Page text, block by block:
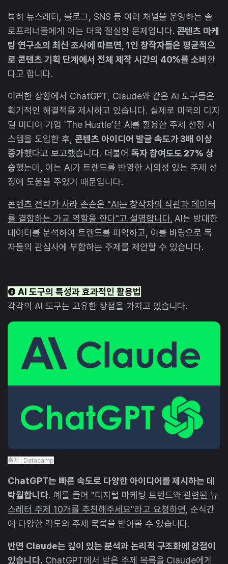
특히 뉴스레터, 블로그, SNS 등 여러 채널을 운영하는 솔
로프리너들에게 이는 더욱 절실한 문제입니다. 콘텐츠 마케
팅 연구소의 최신 조사에 따르면, 1인 창작자들은 평균적으
로 콘텐츠 기획 단계에서 전체 제작 시간의 40%를 소비한
다고 합니다.
이러한 상황에서 ChatGPT, Claude와 같은 AI 도구들은
획기적인 해결책을 제시하고 있습니다. 실제로 미국의 디지
털 미디어 기업 'The Hustle'은 AI를 활용한 주제 선정 시
스템을 도입한 후, 콘텐츠 아이디어 발굴 속도가 3배 이상
증가했다고 보고했습니다. 더불어 독자 참여도도 27% 상
승했는데, 이는 AI가 트렌드를 반영한 시의성 있는 주제 선
정에 도움을 주었기 때문입니다.
콘텐츠 전략가 사라 존슨은 "AI는 창작자의 직관과 데이터
를 결합하는 가교 역할을 한다"고 설명합니다. AI는 방대한
데이터를 분석하여 트렌드를 파악하고, 이를 바탕으로 독
자들의 관심사에 부합하는 주제를 제안할 수 있습니다.
❷ AI 도구의 특성과 효과적인 활용법
각각의 AI 도구는 고유한 장점을 가지고 있습니다.
출처 : Datacamp
ChatGPT는 빠른 속도로 다양한 아이디어를 제시하는 데
탁월합니다. 예를 들어 "디지털 마케팅 트렌드와 관련된 뉴
스레터 주제 10개를 추천해주세요"라고 요청하면 , 순식간
에 다양한 각도의 주제 목록을 받아볼 수 있습니다.
반면 Claude는 깊이 있는 분석과 논리적 구조화에 강점이
있습니다. ChatGPT에서 받은 주제 목록을 Claude에게